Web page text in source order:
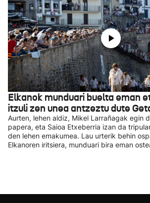
Elkanok munduari buelta eman
itzuli zen unea antzeztu dute
Aurten, lehen aldiz, Mikel Larrañagak egin
papera, eta Saioa Etxeberria izan da
den lehen emakumea. Lau urterik behin
Elkanoren iritsiera, munduari bira eman